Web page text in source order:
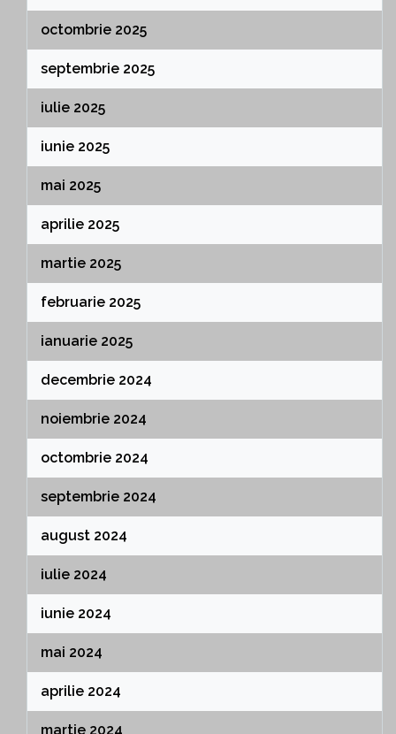
octombrie 2025
septembrie 2025
iulie 2025
iunie 2025
mai 2025
aprilie 2025
martie 2025
februarie 2025
ianuarie 2025
decembrie 2024
noiembrie 2024
octombrie 2024
septembrie 2024
august 2024
iulie 2024
iunie 2024
mai 2024
aprilie 2024
martie 2024